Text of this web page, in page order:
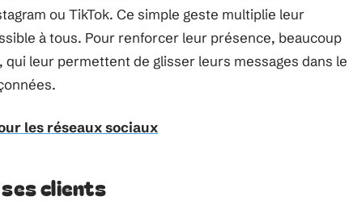
ou TikTok. Ce simple geste multiplie leur
à tous. Pour renforcer leur présence, beaucoup
qui leur permettent de glisser leurs messages dans le
les réseaux sociaux
clients